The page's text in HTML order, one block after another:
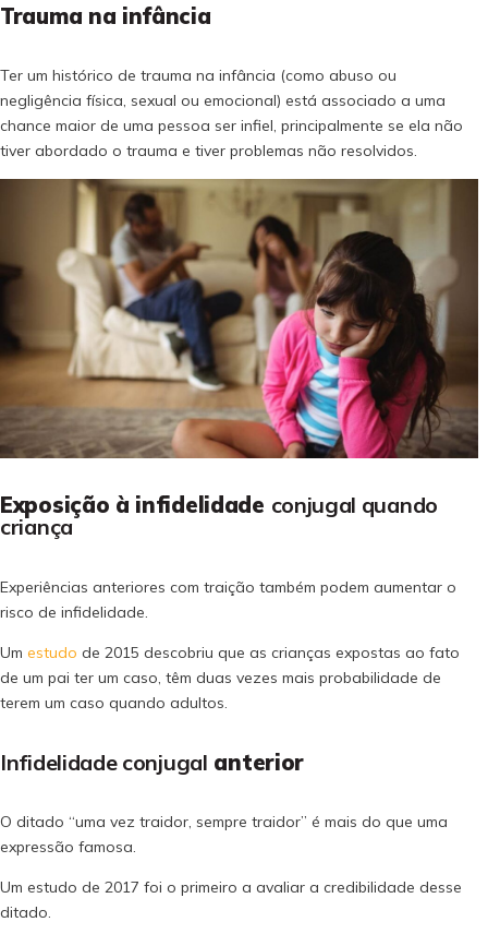
Trauma na infância
Ter um histórico de trauma na infância (como abuso ou
negligência física, sexual ou emocional) está associado a uma
chance maior de uma pessoa ser infiel, principalmente se ela não
tiver abordado o trauma e tiver problemas não resolvidos.
Exposição à infidelidade conjugal quando
criança
Experiências anteriores com traição também podem aumentar o
risco de infidelidade.
Um estudo de 2015 descobriu que as crianças expostas ao fato
de um pai ter um caso, têm duas vezes mais probabilidade de
terem um caso quando adultos.
Infidelidade conjugal anterior
O ditado “uma vez traidor, sempre traidor” é mais do que uma
expressão famosa.
Um estudo de 2017 foi o primeiro a avaliar a credibilidade desse
ditado.